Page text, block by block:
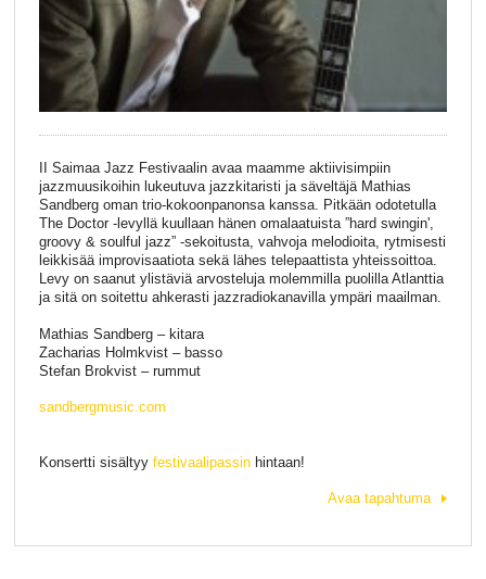
II Saimaa Jazz Festivaalin avaa maamme aktiivisimpiin
jazzmuusikoihin lukeutuva jazzkitaristi ja säveltäjä Mathias
Sandberg oman trio-kokoonpanonsa kanssa. Pitkään odotetulla
The Doctor -levyllä kuullaan hänen omalaatuista ”hard swingin',
groovy & soulful jazz” -sekoitusta, vahvoja melodioita, rytmisesti
leikkisää improvisaatiota sekä lähes telepaattista yhteissoittoa.
Levy on saanut ylistäviä arvosteluja molemmilla puolilla Atlanttia
ja sitä on soitettu ahkerasti jazzradiokanavilla ympäri maailman.
Mathias Sandberg – kitara
Zacharias Holmkvist – basso
Stefan Brokvist – rummut
sandbergmusic.com
Konsertti sisältyy festivaalipassinhintaan!
Avaa tapahtuma